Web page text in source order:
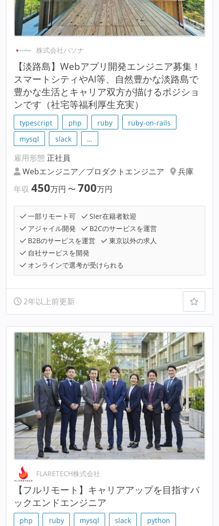
株式会社パソナ
【淡路島】Webアプリ開発エンジニア募集！
スマートシティやAI等、自然豊かな淡路島で
豊かな生活とキャリア双方が描けるポジショ
ンです（社宅等福利厚生充実）
typescript php ruby
ruby-on-rails
mysql
slack …
雇用形態 正社員
Webエンジニア／プロダクトエンジニア
兵庫
年収 450万円 〜 700万円
一部リモート可
SIer在籍者歓迎
アジャイル開発
B2Cのサービスを運営
B2Bのサービスを運営
東京以外の求人
自社サービスを開発
オンラインで選考が受けられる
2年以上前更新
FLARETECH株式会社
【フルリモート】キャリアアップを目指すバ
ックエンドエンジニア
php ruby mysql slack
python